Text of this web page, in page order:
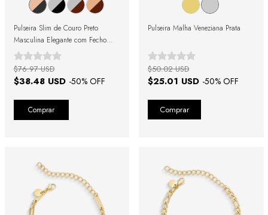
Pulseira Slim de Couro Preto
Masculina Elegante com Fecho
Rosé Gold
$38.48 USD -50% OFF
$76.97 USD
Comprar
Pulseira Malha Veneziana Prata
$25.01 USD -50% OFF
$50.02 USD